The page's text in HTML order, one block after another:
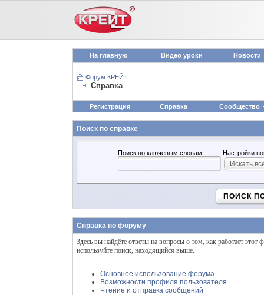
На главную Видео уроки Новости
Форум КРЕЙТ
Справка
Регистрация Справка Сообщество
Поиск по справке
Поиск по ключевым словам: Настройки
Искать
ПОИСК
Справка по форуму
Здесь вы найдёте ответы на вопросы о том, как работает
используйте поиск, находящийся выше.
Основное использование форума
Возможности профиля пользователя
Чтение и отправка сообщений